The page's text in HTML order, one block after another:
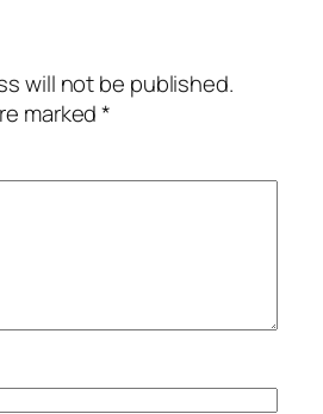
will not be published.
marked*